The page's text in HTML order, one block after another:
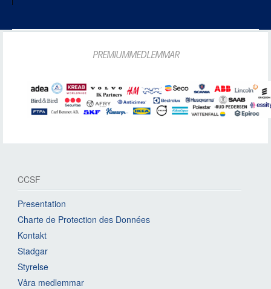
PREMIUMMEDLEMMAR
CCSF
Presentation
Charte de Protection des Données
Kontakt
Stadgar
Styrelse
Våra medlemmar